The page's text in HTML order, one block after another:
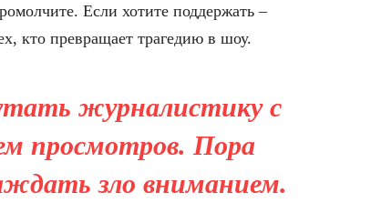
Если хотите поддержать –
кто превращает трагедию в шоу.
журналистикус
просмотров. Пора
зло вниманием.